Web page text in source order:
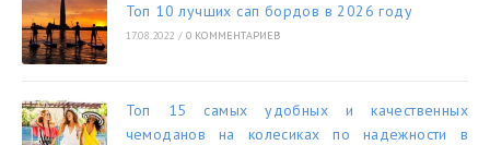
Топ 10 лучших сап бордов в 2026 году
17.08.2022 / 0 КОММЕНТАРИЕВ
Топ 15 самых удобных и качественных
чемоданов на колесиках по надежности в